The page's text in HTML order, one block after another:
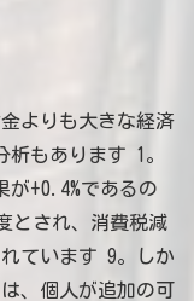
よりも大きな経済
析もあります 1。
が+0.4%であるの
とされ、消費税減
ています 9。しか
、個人が追加の可